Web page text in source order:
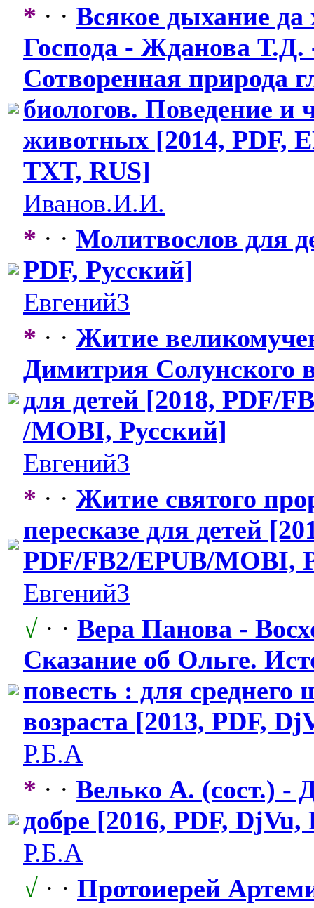
* · · Всякое дыхание да
Господа - Жданова Т.Д.
Сотворенная природа
биологов. Поведение и
животных [2014, PDF,
TXT, RUS]
Иванов.И.И.
* · · Молитвослов для
PDF, Русский]
Евгений3
* · · Житие
Димитрия Солунского
для детей [2018, PDF/
/MOBI, Русский]
Евгений3
* · · Житие святого
пересказе для детей
PDF/FB2/EPUB​/MOBI,
Евгений3
√ · · Вера Панова -
Сказание об Ольге.
повесть : для среднего
возраста [2013, PDF,
Р.Б.А
* · · Велько А. (сост.) -
добре [2016, PDF, DjVu,
Р.Б.А
√ · · Протоиерей